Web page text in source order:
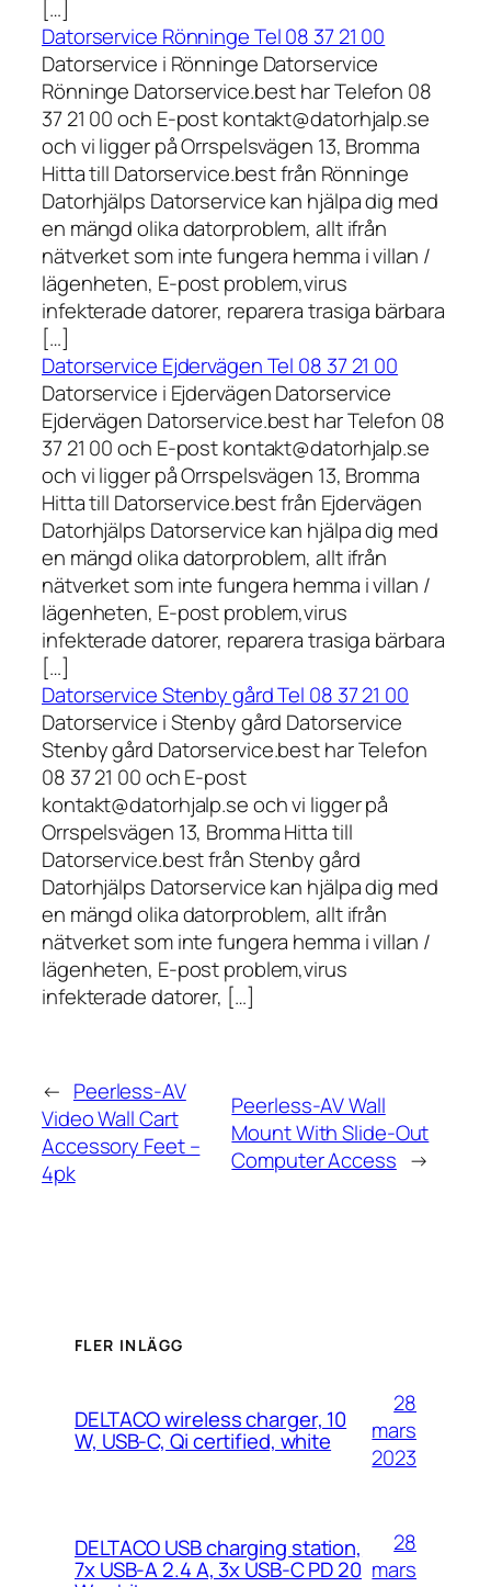
[…]
Datorservice Rönninge Tel 08 37 21 00
Datorservice i Rönninge Datorservice
Rönninge Datorservice.best har Telefon 08
37 21 00 och E-post kontakt@datorhjalp.se
och vi ligger på Orrspelsvägen 13, Bromma
Hitta till Datorservice.best från Rönninge
Datorhjälps Datorservice kan hjälpa dig med
en mängd olika datorproblem, allt ifrån
nätverket som inte fungera hemma i villan /
lägenheten, E-post problem,virus
infekterade datorer, reparera trasiga bärbara
[…]
Datorservice Ejdervägen Tel 08 37 21 00
Datorservice i Ejdervägen Datorservice
Ejdervägen Datorservice.best har Telefon 08
37 21 00 och E-post kontakt@datorhjalp.se
och vi ligger på Orrspelsvägen 13, Bromma
Hitta till Datorservice.best från Ejdervägen
Datorhjälps Datorservice kan hjälpa dig med
en mängd olika datorproblem, allt ifrån
nätverket som inte fungera hemma i villan /
lägenheten, E-post problem,virus
infekterade datorer, reparera trasiga bärbara
[…]
Datorservice Stenby gård Tel 08 37 21 00
Datorservice i Stenby gård Datorservice
Stenby gård Datorservice.best har Telefon
08 37 21 00 och E-post
kontakt@datorhjalp.se och vi ligger på
Orrspelsvägen 13, Bromma Hitta till
Datorservice.best från Stenby gård
Datorhjälps Datorservice kan hjälpa dig med
en mängd olika datorproblem, allt ifrån
nätverket som inte fungera hemma i villan /
lägenheten, E-post problem,virus
infekterade datorer, […]
← Peerless-AV
Video Wall Cart
Accessory Feet –
4pk
Peerless-AV Wall
Mount With Slide-Out
Computer Access →
FLER INLÄGG
DELTACO wireless charger, 10
W, USB-C, Qi certified, white
28
mars
2023
DELTACO USB charging station,
7x USB-A 2.4 A, 3x USB-C PD 20
28
mars